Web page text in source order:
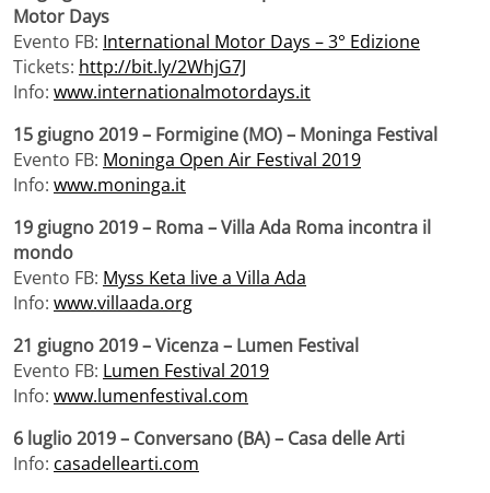
Motor Days
Evento FB: International Motor Days – 3° Edizione
Tickets: http://bit.ly/2WhjG7J
Info: www.internationalmotordays.it
15 giugno 2019 – Formigine (MO) – Moninga Festival
Evento FB: Moninga Open Air Festival 2019
Info: www.moninga.it
19 giugno 2019 – Roma – Villa Ada Roma incontra il
mondo
Evento FB: Myss Keta live a Villa Ada
Info: www.villaada.org
21 giugno 2019 – Vicenza – Lumen Festival
Evento FB: Lumen Festival 2019
Info: www.lumenfestival.com
6 luglio 2019 – Conversano (BA) – Casa delle Arti
Info: casadellearti.com